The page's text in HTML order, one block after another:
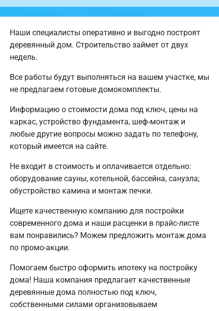
Наши специалисты оперативно и выгодно построят
деревянный дом. Строительство займет от двух
недель.
Все работы будут выполняться на вашем участке, мы
не предлагаем готовые домокомплекты.
Информацию о стоимости дома под ключ, цены на
каркас, устройство фундамента, шеф-монтаж и
любые другие вопросы можно задать по телефону,
который имеется на сайте.
Не входит в стоимость и оплачивается отдельно:
оборудование сауны, котельной, бассейна, санузла;
обустройство камина и монтаж печки.
Ищете качественную компанию для постройки
современного дома и наши расценки в прайс-листе
вам понравились? Можем предложить монтаж дома
по промо-акции.
Помогаем быстро оформить ипотеку на постройку
дома! Наша компания предлагает качественные
деревянные дома полностью под ключ,
собственными силами организовываем